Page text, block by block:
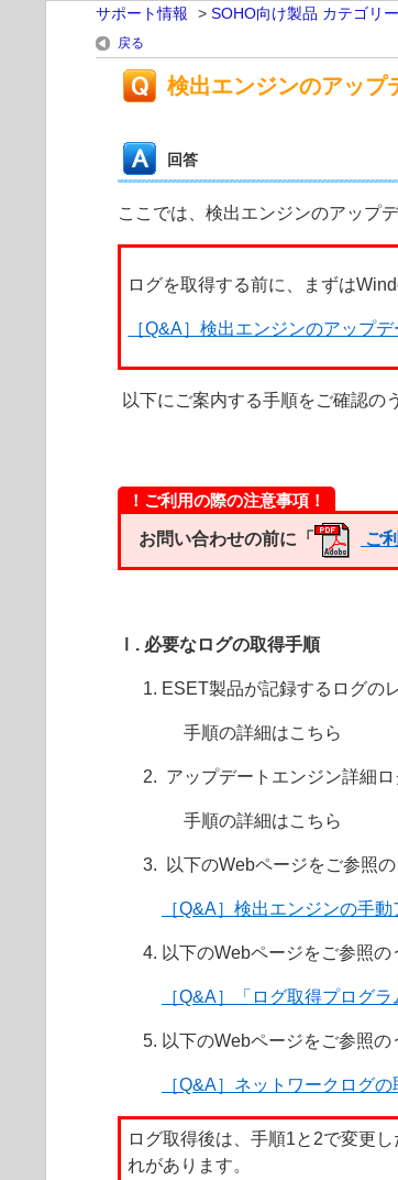
サポート情報 > SOHO向け製品 カテゴリ
戻る
検出エンジンのアップ
回答
ここでは、検出エンジンのアップ
ログを取得する前に、まずは
［Q&A］検出エンジンのアップ
以下にご案内する手順をご確認の
！ご利用の際の注意事項！
お問い合わせの前に「 ご
Ⅰ. 必要なログの取得手順
ESET製品が記録するログの
手順の詳細はこちら
アップデートエンジン詳細ロ
手順の詳細はこちら
以下のWebページをご参照
［Q&A］検出エンジンの手
以下のWebページをご参照
［Q&A］「ログ取得プログ
以下のWebページをご参照の
［Q&A］ネットワークログ
ログ取得後は、手順1と2で変更
れがあります。